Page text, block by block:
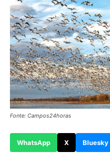
Fonte: Campos24horas
WhatsApp X Bluesky